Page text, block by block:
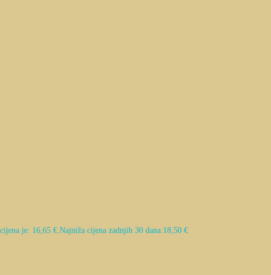
je: 16,65 €.Najniža cijena zadnjih 30 dana:18,50 €